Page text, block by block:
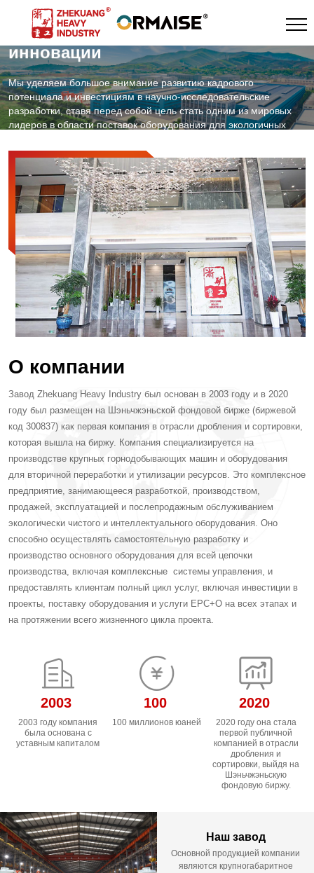
Ведущие технологические
инновации
Мы уделяем большое внимание развитию кадрового
потенциала и инвестициям в научно-исследовательские
разработки, ставя перед собой цель стать одним из мировых
лидеров в области поставок оборудования для экологичных
О компании
Завод Zhekuang Heavy Industry был основан в 2003 году и в 2020
году был размещен на Шэньчжэньской фондовой бирже (биржевой
код 300837) как первая компания в отрасли дробления и сортировки,
которая вышла на биржу. Компания специализируется на
производстве крупных горнодобывающих машин и оборудования
для вторичной переработки и утилизации ресурсов. Это комплексное
предприятие, занимающееся разработкой, производством,
продажей, эксплуатацией и послепродажным обслуживанием
экологически чистого и интеллектуального оборудования. Оно
способно осуществлять самостоятельную разработку и
производство основного оборудования для всей цепочки
производства, включая комплексные системы управления, и
предоставлять клиентам полный цикл услуг, включая инвестиции в
проекты, поставку оборудования и услуги EPC+O на всех этапах и
на протяжении всего жизненного цикла проекта.
2003
2003 году компания
была основана с
уставным капиталом
100
100 миллионов юаней
2020
2020 году она стала
первой публичной
компанией в отрасли
дробления и
сортировки, выйдя на
Шэньчжэньскую
фондовую биржу.
Наш завод
Основной продукцией компании
являются крупногабаритное